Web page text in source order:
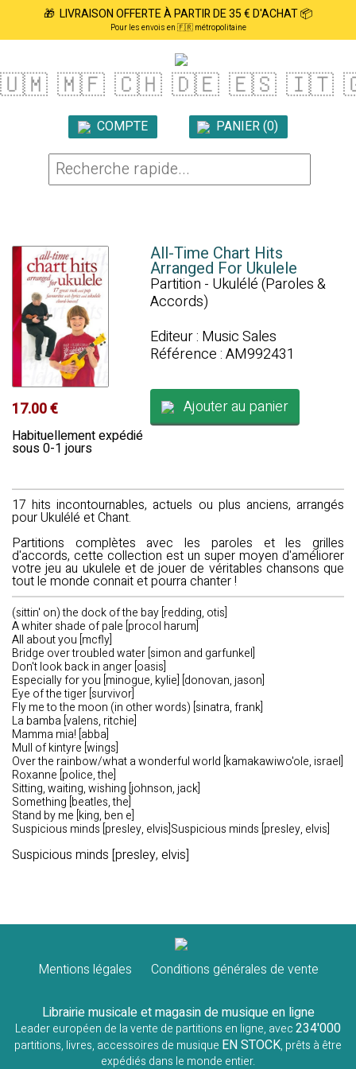
🎁 LIVRAISON OFFERTE À PARTIR DE 35 € D'ACHAT 📦
Pour les envois en 🇫🇷 métropolitaine
🇺🇲 🇲🇫 🇨🇭 🇩🇪 🇪🇸 🇮🇹
COMPTE PANIER (0)
17.00 €
Habituellement expédié
sous 0-1 jours
All-Time Chart Hits
Arranged For Ukulele
Partition - Ukulélé (Paroles &
Accords)
Editeur : Music Sales
Référence : AM992431
Ajouter au panier
17 hits incontournables, actuels ou plus anciens, arrangés
pour Ukulélé et Chant.
Partitions complètes avec les paroles et les grilles
d'accords, cette collection est un super moyen d'améliorer
votre jeu au ukulele et de jouer de véritables chansons que
tout le monde connait et pourra chanter !
(sittin' on) the dock of the bay [redding, otis]
A whiter shade of pale [procol harum]
All about you [mcfly]
Bridge over troubled water [simon and garfunkel]
Don't look back in anger [oasis]
Especially for you [minogue, kylie] [donovan, jason]
Eye of the tiger [survivor]
Fly me to the moon (in other words) [sinatra, frank]
La bamba [valens, ritchie]
Mamma mia! [abba]
Mull of kintyre [wings]
Over the rainbow/what a wonderful world [kamakawiwo'ole, israel]
Roxanne [police, the]
Sitting, waiting, wishing [johnson, jack]
Something [beatles, the]
Stand by me [king, ben e]
Suspicious minds [presley, elvis]Suspicious minds [presley, elvis]
Suspicious minds [presley, elvis]
Mentions légales Conditions générales de vente
Librairie musicale et magasin de musique en ligne
Leader européen de la vente de partitions en ligne, avec234'000
partitions, livres, accessoires de musique EN STOCK, prêts à être
expédiés dans le monde entier.